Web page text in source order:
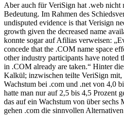
Aber auch für VeriSign hat .web nicht
Bedeutung. Im Rahmen des
undisputed evidence is that Verisign
growth given the decreased name
konnte sogar auf Afilias verweisen:
concede that the .COM name space
other industry participants have noted
in .COM already are taken.“ Hinter
Kalkül; inzwischen teilte VeriSign mit,
Wachstum bei .com und .net von 4,0
hatte man nur auf 2,5 bis 4,5 Prozent
das auf ein Wachstum von über
gehen .com die sinnvollen